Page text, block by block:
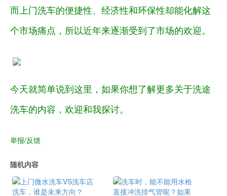
而上门洗车的便捷性、经济性和环保性却能化解这
个市场痛点，所以近年来逐渐受到了市场的欢迎。
今天就简单说到这里，如果你想了解更多关于洗途
洗车的内容，欢迎和我探讨。
举报/反馈
随机内容